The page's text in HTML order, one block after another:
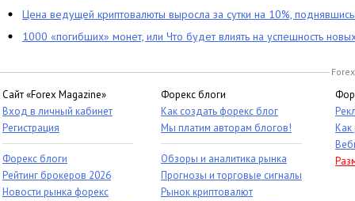
Цена ведущей криптовалюты выросла за сутки на 10%,
1000 «погибших» монет, или Что будет влиять на успешность
Сайт «Forex Magazine»
Вход в личный кабинет
Регистрация
Форекс блоги
Рейтинг брокеров 2026
Новости рынка форекс
Форекс блоги
Как создать форекс блог
Мы платим авторам блогов!
Обзоры и аналитика рынка
Прогнозы и торговые сигналы
Рынок криптовалют
Как